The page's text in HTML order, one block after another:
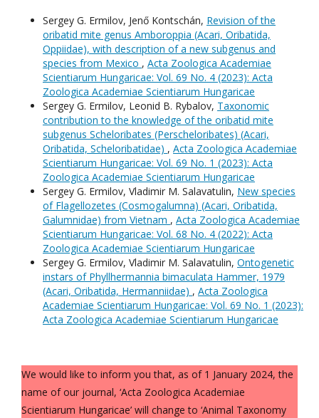
Sergey G. Ermilov, Jenő Kontschán, Revision of the
oribatid mite genus Amboroppia (Acari, Oribatida,
Oppiidae), with description of a new subgenus and
species from Mexico , Acta Zoologica Academiae
Scientiarum Hungaricae: Vol. 69 No. 4 (2023): Acta
Zoologica Academiae Scientiarum Hungaricae
Sergey G. Ermilov, Leonid B. Rybalov, Taxonomic
contribution to the knowl­edge of the oribatid mite
subgenus Scheloribates (Perscheloribates) (Acari,
Oribatida, Scheloribatidae) , Acta Zoologica Academiae
Scientiarum Hungaricae: Vol. 69 No. 1 (2023): Acta
Zoologica Academiae Scientiarum Hungaricae
Sergey G. Ermilov, Vladimir M. Salavatulin, New species
of Flagellozetes (Cosmogalumna) (Acari, Oribatida,
Galumnidae) from Vietnam , Acta Zoologica Academiae
Scientiarum Hungaricae: Vol. 68 No. 4 (2022): Acta
Zoologica Academiae Scientiarum Hungaricae
Sergey G. Ermilov, Vladimir M. Salavatulin, Ontogenetic
instars of Phyllhermannia bimaculata Hammer, 1979
(Acari, Oribatida, Hermanniidae) , Acta Zoologica
Academiae Scientiarum Hungaricae: Vol. 69 No. 1 (2023):
Acta Zoologica Academiae Scientiarum Hungaricae
We would like to inform you that, as of 1 January 2024, the
name of our journal, ‘Acta Zoologica Academiae
Scientiarum Hungaricae’ will change to ‘Animal Taxonomy